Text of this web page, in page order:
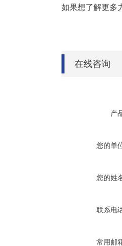
如果想了解更多
在线咨询
产
您的单
您的姓
联系电
常用邮